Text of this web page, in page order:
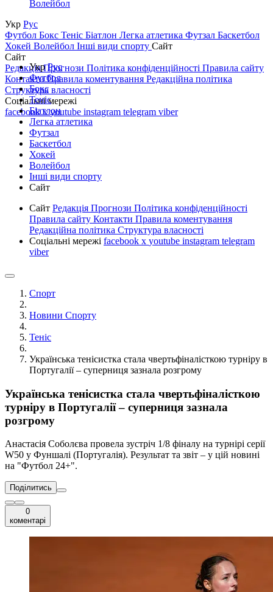
Волейбол
Укр Рус
Футбол Бокс Теніс Біатлон Легка атлетика Футзал Баскетбол
Хокей Волейбол Інші види спорту Сайт
Сайт
РедакціяПрогнози Політика конфіденційності Правила сайту
КонтактиПравила коментування Редакційна політика
Структура власності
Соціальні мережі
facebookxyoutube instagram telegram viber
УкрРус
Футбол
Бокс
Теніс
Біатлон
Легка атлетика
Футзал
Баскетбол
Хокей
Волейбол
Інші види спорту
Сайт
Сайт Редакція Прогнози Політика конфіденційності
Правила сайту Контакти Правила коментування
Редакційна політика Структура власності
Соціальні мережі facebook x youtube instagram telegram
viber
Спорт
Новини Спорту
Теніс
Українська тенісистка стала чвертьфіналісткою турніру в
Португалії – суперниця зазнала розгрому
Українська тенісистка стала чвертьфіналісткою
турніру в Португалії – суперниця зазнала
розгрому
Анастасія Соболєва провела зустріч 1/8 фіналу на турнірі серії
W50 у Фуншалі (Португалія). Результат та звіт – у цій новині
на "Футбол 24+".
Поділитись
0
коментарі